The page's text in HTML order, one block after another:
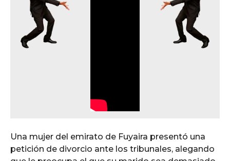
Una mujer del emirato de Fuyaira presentó una
petición de divorcio ante los tribunales, alegando